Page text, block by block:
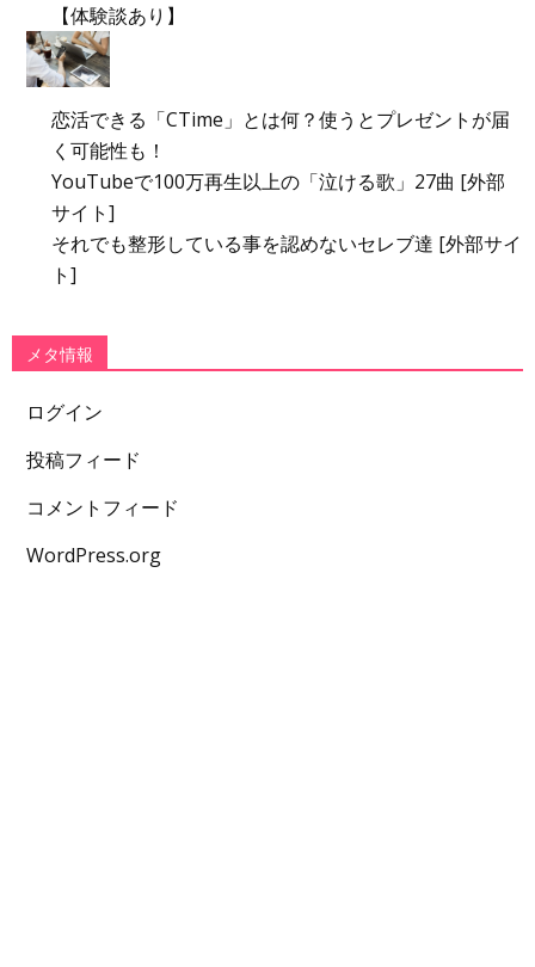
【体験談あり】
恋活できる「CTime」とは何？使うとプレゼントが届
く可能性も！
YouTubeで100万再生以上の「泣ける歌」27曲 [外部
サイト]
それでも整形している事を認めないセレブ達 [外部サイ
ト]
メタ情報
ログイン
投稿フィード
コメントフィード
WordPress.org